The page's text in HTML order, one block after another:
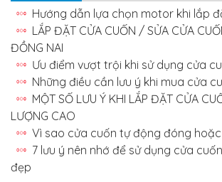
Hướng dẫn lựa chọn motor khi lắp
LẮP ĐẶT CỬA CUỐN / SỬA CỬA
ĐỒNG NAI
Ưu điểm vượt trội khi sử dụng cửa
Những điều cần lưu ý khi mua cửa
MỘT SỐ LƯU Ý KHI LẮP ĐẶT CỬA
LƯỢNG CAO
Vì sao cửa cuốn tự động đóng
7 lưu ý nên nhớ để sử dụng cửa
đẹp